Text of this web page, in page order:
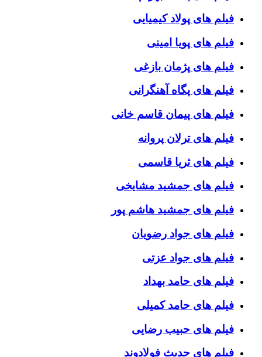
فیلم های پولاد کیمیایی
فیلم های پویا امینی
فیلم های پژمان بازغی
فیلم های پگاه آهنگرانی
فیلم های پیمان قاسم خانی
فیلم های ترلان پروانه
فیلم های ثریا قاسمی
فیلم های جمشید مشایخی
فیلم های جمشید هاشم پور
فیلم های جواد رضویان
فیلم های جواد عزتی
فیلم های حامد بهداد
فیلم های حامد کمیلی
فیلم های حبیب رضایی
فیلم های حدیث فولادوند